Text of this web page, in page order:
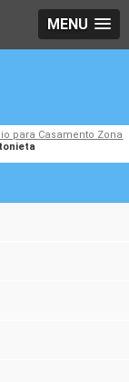
MENU
para Casamento Zona